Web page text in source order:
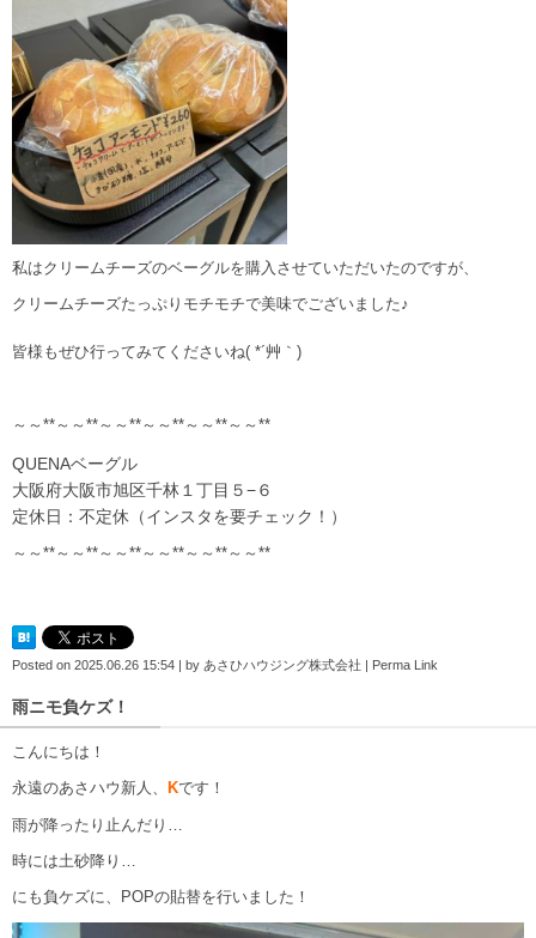
私はクリームチーズのベーグルを購入させていただいたのですが、
クリームチーズたっぷりモチモチで美味でございました♪
皆様もぜひ行ってみてくださいね( *´艸｀)
～～**～～**～～**～～**～～**～～**
QUENAベーグル
大阪府大阪市旭区千林１丁目５−６
定休日：不定休（インスタを要チェック！）
～～**～～**～～**～～**～～**～～**
Posted on 2025.06.26 15:54 | by あさひハウジング株式会社 | Perma Link
雨ニモ負ケズ！
こんにちは！
永遠のあさハウ新人、 Kです！
雨が降ったり止んだり…
時には土砂降り…
にも負ケズに、POPの貼替を行いました！